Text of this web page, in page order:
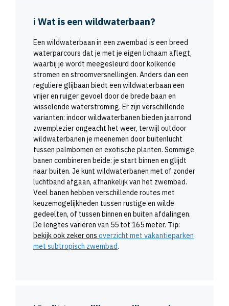
ℹ️ Wat is een wildwaterbaan?
Een wildwaterbaan in een zwembad is een breed
waterparcours dat je met je eigen lichaam aflegt,
waarbij je wordt meegesleurd door kolkende
stromen en stroomversnellingen. Anders dan een
reguliere glijbaan biedt een wildwaterbaan een
vrijer en ruiger gevoel door de brede baan en
wisselende waterstroming. Er zijn verschillende
varianten: indoor wildwaterbanen bieden jaarrond
zwemplezier ongeacht het weer, terwijl outdoor
wildwaterbanen je meenemen door buitenlucht
tussen palmbomen en exotische planten. Sommige
banen combineren beide: je start binnen en glijdt
naar buiten. Je kunt wildwaterbanen met of zonder
luchtband afgaan, afhankelijk van het zwembad.
Veel banen hebben verschillende routes met
keuzemogelijkheden tussen rustige en wilde
gedeelten, of tussen binnen en buiten afdalingen.
De lengtes variëren van 55 tot 165 meter. Tip:
bekijk ook zeker ons overzicht met vakantieparken
met subtropisch zwembad.